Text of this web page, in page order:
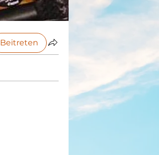
Beitreten